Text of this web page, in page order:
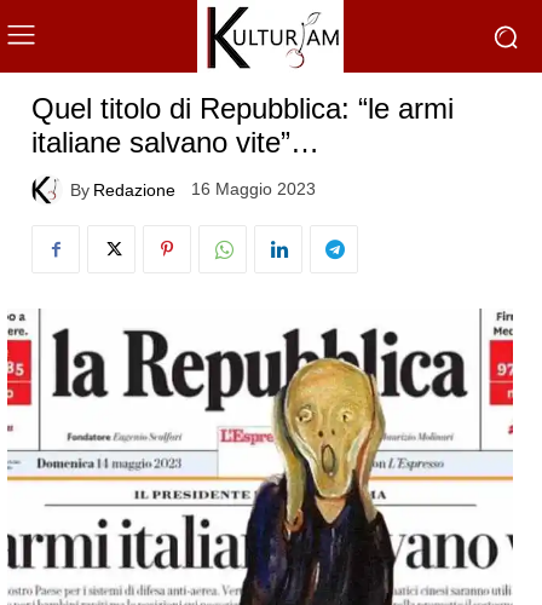
Quel titolo di Repubblica: “le armi
italiane salvano vite”…
By Redazione 16 Maggio 2023